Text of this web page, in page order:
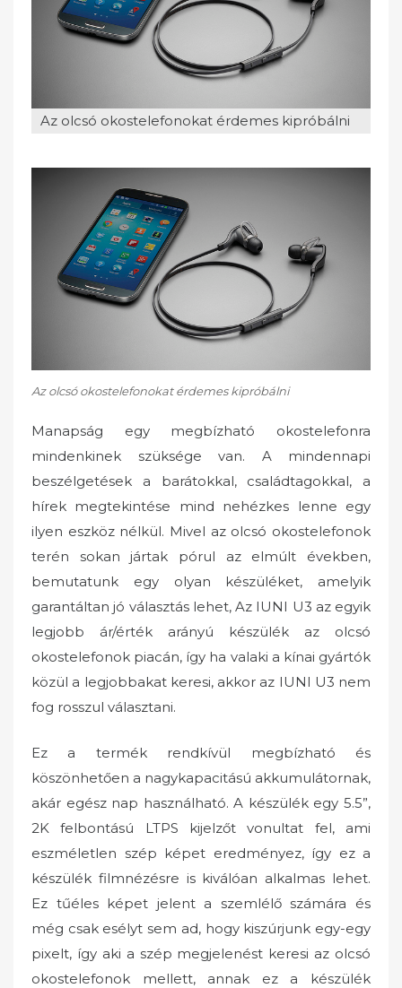
o
n
Az olcsó okostelefonokat érdemes kipróbálni
Az olcsó okostelefonokat érdemes kipróbálni
Manapság egy megbízható okostelefonra
mindenkinek szüksége van. A mindennapi
beszélgetések a barátokkal, családtagokkal, a
hírek megtekintése mind nehézkes lenne egy
ilyen eszköz nélkül. Mivel az olcsó okostelefonok
terén sokan jártak pórul az elmúlt években,
bemutatunk egy olyan készüléket, amelyik
garantáltan jó választás lehet, Az IUNI U3 az egyik
legjobb ár/érték arányú készülék az olcsó
okostelefonok piacán, így ha valaki a kínai gyártók
közül a legjobbakat keresi, akkor az IUNI U3 nem
fog rosszul választani.
Ez a termék rendkívül megbízható és
köszönhetően a nagykapacitású akkumulátornak,
akár egész nap használható. A készülék egy 5.5”,
2K felbontású LTPS kijelzőt vonultat fel, ami
eszméletlen szép képet eredményez, így ez a
készülék filmnézésre is kiválóan alkalmas lehet.
Ez tűéles képet jelent a szemlélő számára és
még csak esélyt sem ad, hogy kiszúrjunk egy-egy
pixelt, így aki a szép megjelenést keresi az olcsó
okostelefonok mellett, annak ez a készülék